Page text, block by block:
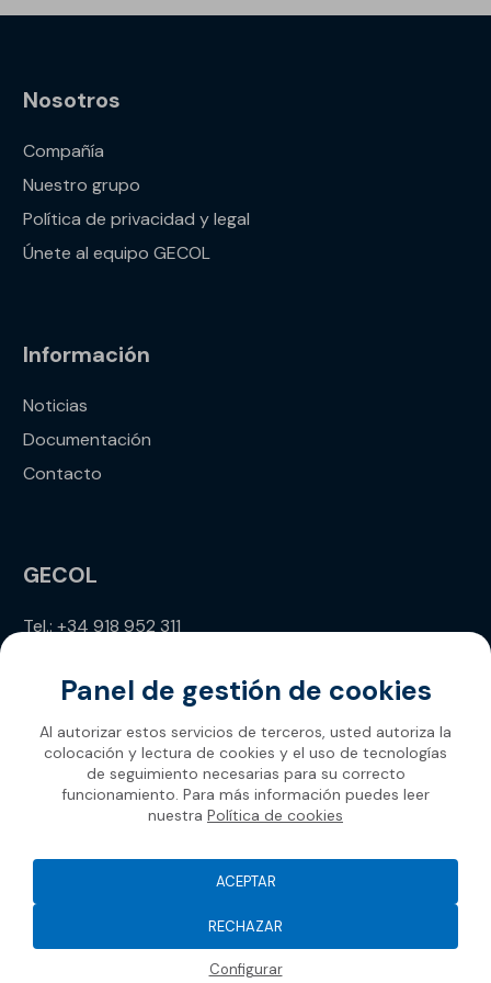
Nosotros
Compañía
Nuestro grupo
Política de privacidad y legal
Únete al equipo GECOL
Información
Noticias
Documentación
Contacto
GECOL
Tel.: +34 918 952 311
Gecol 2026
Panel de gestión de cookies
Al autorizar estos servicios de terceros, usted autoriza la
colocación y lectura de cookies y el uso de tecnologías
de seguimiento necesarias para su correcto
funcionamiento. Para más información puedes leer
nuestra Política de cookies
RECHAZAR
Configurar
ACEPTAR